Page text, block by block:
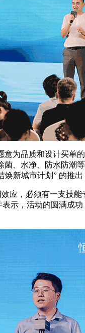
品质和设计买单的
、水净、防水防潮
焕新城市计划” 的推
，必须有一支技能
示，活动的圆满成